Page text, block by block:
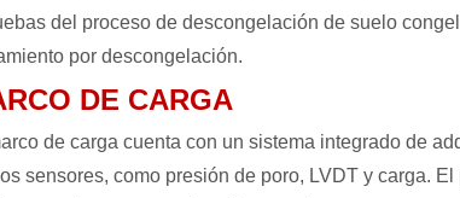
del proceso de descongelación de suelo
por descongelación.
DE CARGA
de carga cuenta con un sistema integrado de
sensores, como presión de poro, LVDT y carga.